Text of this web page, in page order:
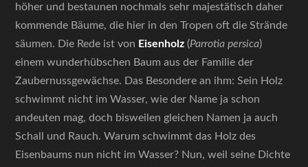
höher und bestaunen nochmals sehr majestätisch daher
kommende Bäume, die hier in den Tropen oft die Strände
säumen. Die Rede ist von Eisenholz(Parrotia persica)
einem wunderhübschen Baum aus der Familie der
Zaubernussgewächse. Das Besondere an ihm: Sein Holz
schwimmt nicht im Wasser, wie der Name ja schon
andeuten mag, doch bisweilen gleichen Namen ja auch
Schall und Rauch. Warum schwimmt das Holz des
Eisenbaums nun nicht im Wasser? Nun, weil seine Dichte